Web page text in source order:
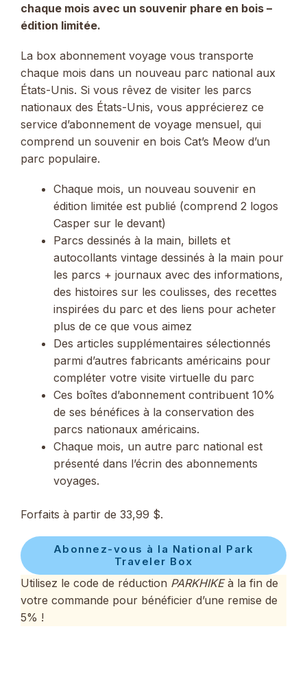
chaque mois avec un souvenir phare en bois –
édition limitée.
La box abonnement voyage vous transporte
chaque mois dans un nouveau parc national aux
États-Unis. Si vous rêvez de visiter les parcs
nationaux des États-Unis, vous apprécierez ce
service d’abonnement de voyage mensuel, qui
comprend un souvenir en bois Cat’s Meow d’un
parc populaire.
Chaque mois, un nouveau souvenir en
édition limitée est publié (comprend 2 logos
Casper sur le devant)
Parcs dessinés à la main, billets et
autocollants vintage dessinés à la main pour
les parcs + journaux avec des informations,
des histoires sur les coulisses, des recettes
inspirées du parc et des liens pour acheter
plus de ce que vous aimez
Des articles supplémentaires sélectionnés
parmi d’autres fabricants américains pour
compléter votre visite virtuelle du parc
Ces boîtes d’abonnement contribuent 10%
de ses bénéfices à la conservation des
parcs nationaux américains.
Chaque mois, un autre parc national est
présenté dans l’écrin des abonnements
voyages.
Forfaits à partir de 33,99 $.
Abonnez-vous à la National Park
Traveler Box
Utilisez le code de réduction PARKHIKEà la fin de
votre commande pour bénéficier d’une remise de
5% !